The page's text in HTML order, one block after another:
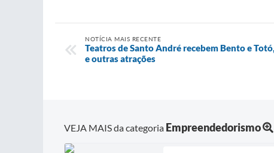
NOTÍCIA MAIS RECENTE
Teatros de Santo André recebem Bento e
e outras atrações
VEJA MAIS da categoria Empreendedorismo